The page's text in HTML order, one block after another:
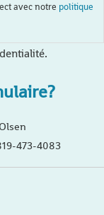
avec notre politique
473-4083